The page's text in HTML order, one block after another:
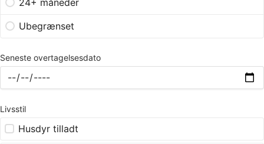
24+ måneder
Ubegrænset
Seneste overtagelsesdato
Livsstil
Husdyr tilladt